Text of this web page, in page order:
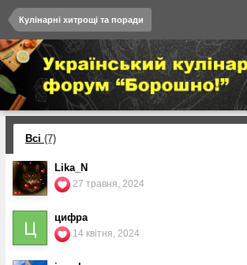
Кулінарні хитрощі та поради
Всі (7)
Lika_N
27 травня, 2024
цифра
14 квітня, 2024